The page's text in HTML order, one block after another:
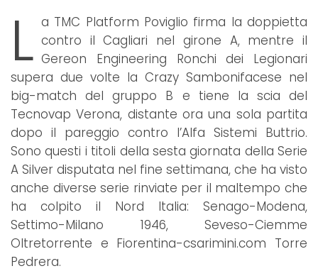
L a TMC Platform Poviglio firma la doppietta
contro il Cagliari nel girone A, mentre il
Gereon Engineering Ronchi dei Legionari
supera due volte la Crazy Sambonifacese nel
big-match del gruppo B e tiene la scia del
Tecnovap Verona, distante ora una sola partita
dopo il pareggio contro l’Alfa Sistemi Buttrio.
Sono questi i titoli della sesta giornata della Serie
A Silver disputata nel fine settimana, che ha visto
anche diverse serie rinviate per il maltempo che
ha colpito il Nord Italia: Senago-Modena,
Settimo-Milano 1946, Seveso-Ciemme
Oltretorrente e Fiorentina-csarimini.com Torre
Pedrera.